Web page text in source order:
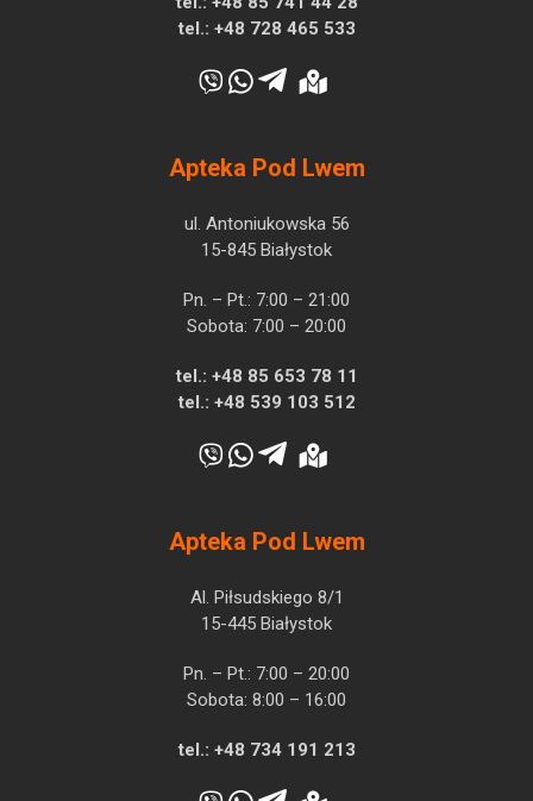
tel.: +48 728 465 533
Apteka Pod Lwem
ul. Antoniukowska 56
15-845 Białystok
Pn. – Pt.: 7:00 – 21:00
Sobota: 7:00 – 20:00
tel.: +48 85 653 78 11
tel.: +48 539 103 512
Apteka Pod Lwem
Al. Piłsudskiego 8/1
15-445 Białystok
Pn. – Pt.: 7:00 – 20:00
Sobota: 8:00 – 16:00
tel.: +48 734 191 213